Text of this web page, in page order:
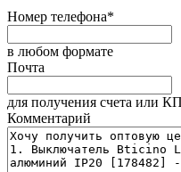
Номер телефона*
в любом формате
Почта
для получения счета или КП
Комментарий